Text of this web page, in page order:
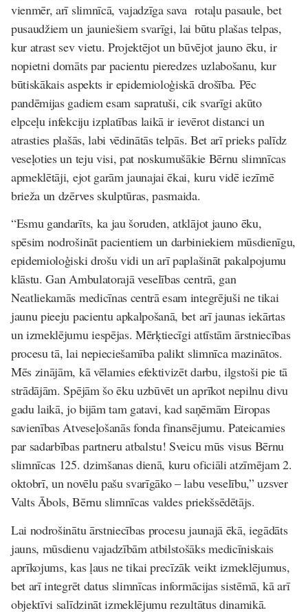
vienmēr, arī slimnīcā, vajadzīga sava rotaļu pasaule, bet
pusaudžiem un jauniešiem svarīgi, lai būtu plašas telpas,
kur atrast sev vietu. Projektējot un būvējot jauno ēku, ir
nopietni domāts par pacientu pieredzes uzlabošanu, kur
būtiskākais aspekts ir epidemioloģiskā drošība. Pēc
pandēmijas gadiem esam sapratuši, cik svarīgi akūto
elpceļu infekciju izplatības laikā ir ievērot distanci un
atrasties plašās, labi vēdinātās telpās. Bet arī prieks palīdz
veseļoties un teju visi, pat noskumušākie Bērnu slimnīcas
apmeklētāji, ejot garām jaunajai ēkai, kuru vidē iezīmē
brieža un dzērves skulptūras, pasmaida.
“Esmu gandarīts, ka jau šoruden, atklājot jauno ēku,
spēsim nodrošināt pacientiem un darbiniekiem mūsdienīgu,
epidemioloģiski drošu vidi un arī paplašināt pakalpojumu
klāstu. Gan Ambulatorajā veselības centrā, gan
Neatliekamās medicīnas centrā esam integrējuši ne tikai
jaunu pieeju pacientu apkalpošanā, bet arī jaunas iekārtas
un izmeklējumu iespējas. Mērķtiecīgi attīstām ārstniecības
procesu tā, lai nepieciešamība palikt slimnīca mazinātos.
Mēs zinājām, kā vēlamies efektivizēt darbu, ilgstoši pie tā
strādājām. Spējām šo ēku uzbūvēt un aprīkot nepilnu divu
gadu laikā, jo bijām tam gatavi, kad saņēmām Eiropas
savienības Atveseļošanās fonda finansējumu. Pateicamies
par sadarbības partneru atbalstu! Sveicu mūs visus Bērnu
slimnīcas 125. dzimšanas dienā, kuru oficiāli atzīmējam 2.
oktobrī, un novēlu pašu svarīgāko – labu veselību,” uzsver
Valts Ābols, Bērnu slimnīcas valdes priekšsēdētājs.
Lai nodrošinātu ārstniecības procesu jaunajā ēkā, iegādāts
jauns, mūsdienu vajadzībām atbilstošāks medicīniskais
aprīkojums, kas ļaus ne tikai precīzāk veikt izmeklējumus,
bet arī integrēt datus slimnīcas informācijas sistēmā, kā arī
objektīvi salīdzināt izmeklējumu rezultātus dinamikā.